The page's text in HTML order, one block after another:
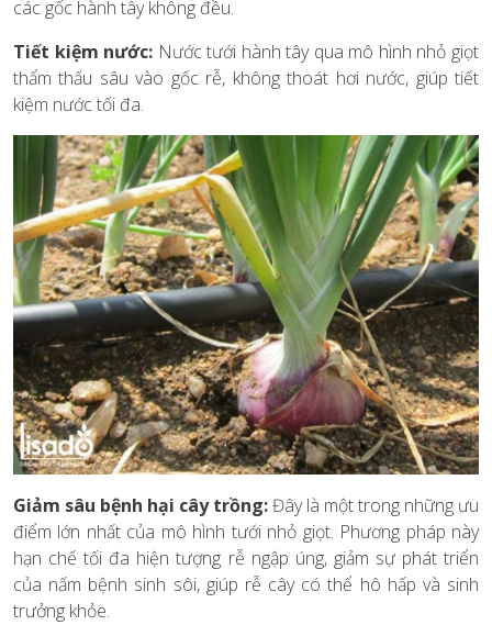
các gốc hành tây không đều.
Tiết kiệm nước: Nước tưới hành tây qua mô hình nhỏ giọt
thẩm thấu sâu vào gốc rễ, không thoát hơi nước, giúp tiết
kiệm nước tối đa.
Giảm sâu bệnh hại cây trồng:Đây là một trong những ưu
điểm lớn nhất của mô hình tưới nhỏ giọt. Phương pháp này
hạn chế tối đa hiện tượng rễ ngập úng, giảm sự phát triển
của nấm bệnh sinh sôi, giúp rễ cây có thể hô hấp và sinh
trưởng khỏe.